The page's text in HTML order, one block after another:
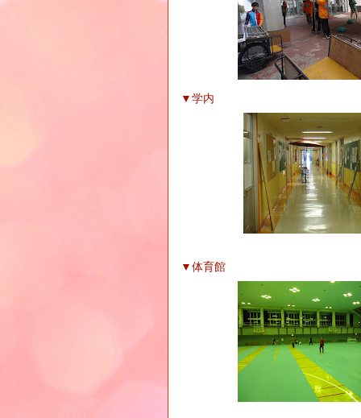
▼学内
▼体育館